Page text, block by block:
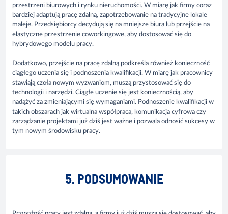
przestrzeni biurowych i rynku nieruchomości. W miarę jak firmy coraz
bardziej adaptują pracę zdalną, zapotrzebowanie na tradycyjne lokale
maleje. Przedsiębiorcy decydują się na mniejsze biura lub przejście na
elastyczne przestrzenie coworkingowe, aby dostosować się do
hybrydowego modelu pracy.
Dodatkowo, przejście na pracę zdalną podkreśla również konieczność
ciągłego uczenia się i podnoszenia kwalifikacji. W miarę jak pracownicy
stawiają czoła nowym wyzwaniom, muszą przystosować się do
technologii i narzędzi. Ciągłe uczenie się jest koniecznością, aby
nadążyć za zmieniającymi się wymaganiami. Podnoszenie kwalifikacji w
takich obszarach jak wirtualna współpraca, komunikacja cyfrowa czy
zarządzanie projektami już dziś jest ważne i pozwala odnosić sukcesy w
tym nowym środowisku pracy.
5. PODSUMOWANIE